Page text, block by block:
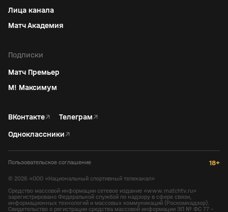
Лица канала
Матч Академия
Подписки
Матч Премьер
М! Максимум
ВКонтакте↗ Телеграм↗
Одноклассники↗
Пользовательское соглашение 18+
© 2026 «ООО «Национальный спортивный телеканал»
Средство массовой информации сетевое издание «www.matchtv.ru»
зарегистрировано Федеральной службой по надзору в сфере связи,
информационных технологий и массовых коммуникаций (Роскомнадзор).
Свидетельство о регистрации средства массовой информации ЭЛ № ФС 77 -